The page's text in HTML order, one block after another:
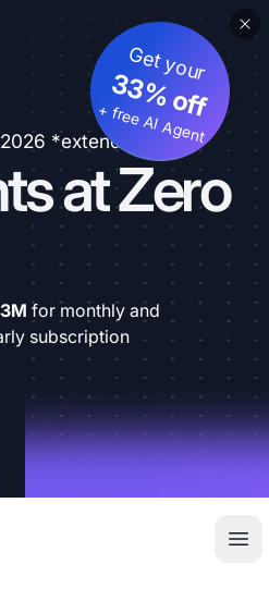
*extended
at Zero
Get your
33% off
+ free AI Agent
for monthly and
subscription